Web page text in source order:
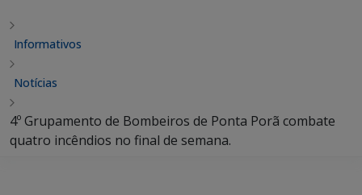
Informativos
Notícias
4º Grupamento de Bombeiros de Ponta Porã combate
quatro incêndios no final de semana.